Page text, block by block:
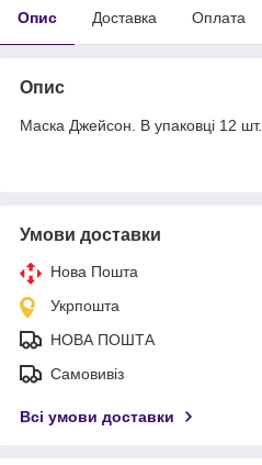
Опис Доставка Оплата
Опис
Маска Джейсон. В упаковці 12 шт.
Умови доставки
Нова Пошта
Укрпошта
НОВА ПОШТА
Самовивіз
Всі умови доставки